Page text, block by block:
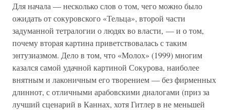
Для начала — несколько слов о том, чего можно было
ожидать от сокуровского «Тельца», второй части
задуманной тетралогии о людях во власти, — и о том,
почему вторая картина приветствовалась с таким
энтузиазмом. Дело в том, что «Молох» (1999) многим
казался самой удачной картиной Сокурова, наиболее
внятным и лаконичным его творением — без фирменных
длиннот, с отличными арабовскими диалогами (приз за
лучший сценарий в Каннах, хотя Гитлер в не меньшей